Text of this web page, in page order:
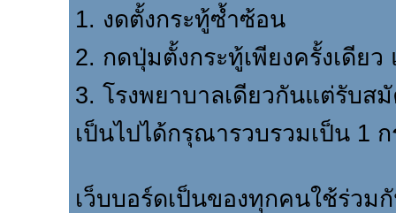
1. งดตั้งกระทู้ซ้ำซ้อน
2. กดปุ่มตั้งกระทู้เพียงครั้งเดีย
3. โรงพยาบาลเดียวกันแต่รับส
เป็นไปได้กรุณารวบรวมเป็น 1
เว็บบอร์ดเป็นของทุกคนใช้ร่วม